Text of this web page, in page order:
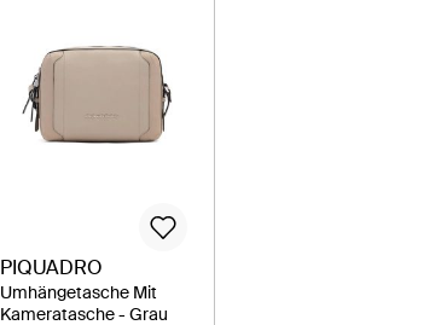
PIQUADRO
Umhängetasche Mit
Kameratasche - Grau